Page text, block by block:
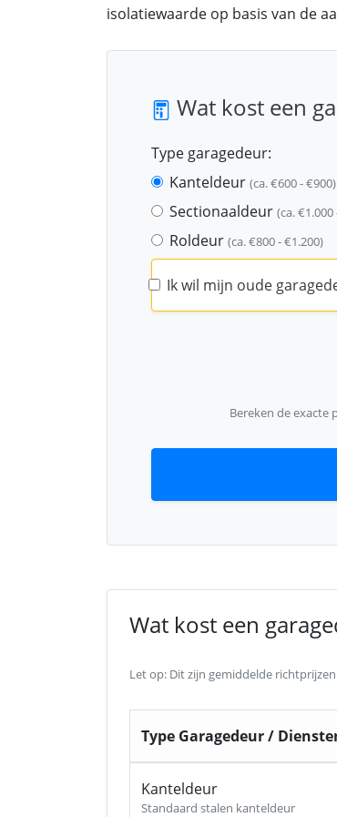
isolatiewaarde op basis van de
Wat kost een
Type garagedeur:
Kanteldeur (ca. €600 - €900)
Sectionaaldeur (ca. €1.000
Roldeur (ca. €800 - €1.200)
Ik wil mijn oude
Bereken de exacte
Wat kost een
Let op: Dit zijn gemiddelde
Type Garagedeur /
Kanteldeur
Standaard stalen kanteldeur